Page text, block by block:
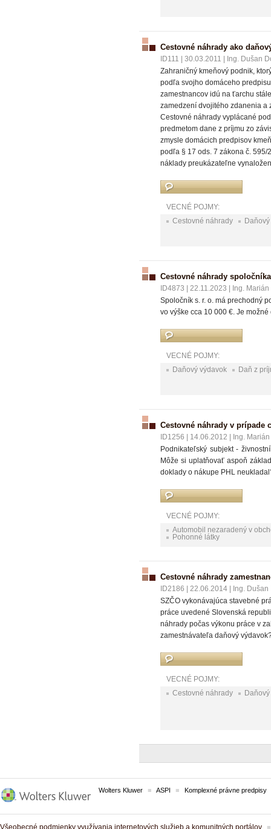
Cestovné náhrady ako
ID111 30.03.2011
Ing. Dušan
Zahraničný kmeňový podnik,
podľa svojho domáceho
zamestnancov idú na ťarchu
zamedzení dvojitého zdanenia a
Cestovné náhrady vyplácané
predmetom dane z príjmu zo
zmysle domácich predpisov
podľa § 17 ods. 7 zákona č. 595/
náklady preukázateľne
VECNÉ POJMY:
Cestovné náhrady
Cestovné náhrady spoločníka
ID4873 22.11.2023
Ing.
Spoločník s. r. o. má prechodný
vo výške cca 10 000 €. Je
VECNÉ POJMY:
Daňový výdavok
Daň z
Cestovné náhrady v prípade
ID1256 14.06.2012
Ing.
Podnikateľský subjekt -
Môže si uplatňovať aspoň
doklady o nákupe PHL
VECNÉ POJMY:
Automobil nezaradený v
Pohonné látky
Cestovné náhrady
ID2186 22.06.2014
Ing.
SZČO vykonávajúca stavebné
práce uvedené Slovenská
náhrady počas výkonu práce v
zamestnávateľa daňový
VECNÉ POJMY:
Cestovné náhrady
Wolters Kluwer ASPI Komplexné právne predpisy
Všeobecné podmienky využívania internetových služieb a komunitných portálov